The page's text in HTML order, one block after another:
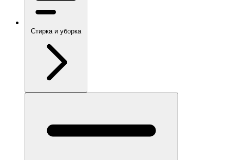
Стирка и уборка